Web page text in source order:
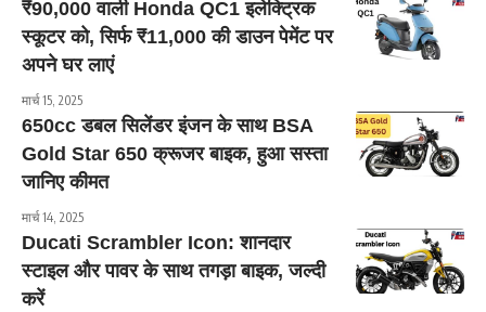
₹90,000 वाली Honda QC1 इलेक्ट्रिक
स्कूटर को, सिर्फ ₹11,000 की डाउन पेमेंट पर
अपने घर लाएं
मार्च 15, 2025
650cc डबल सिलेंडर इंजन के साथ BSA
Gold Star 650 क्रूजर बाइक, हुआ सस्ता
जानिए कीमत
मार्च 14, 2025
Ducati Scrambler Icon: शानदार
स्टाइल और पावर के साथ तगड़ा बाइक, जल्दी
करें